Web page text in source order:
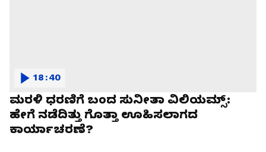
ಮರಳಿ ಧರಣಿಗೆ ಬಂದ ಸುನೀತಾ ವಿಲಿಯಮ್ಸ್:
ಹೇಗೆ ನಡೆದಿತ್ತು ಗೊತ್ತಾ ಊಹಿಸಲಾಗದ
ಕಾರ್ಯಾಚರಣೆ?
18:40